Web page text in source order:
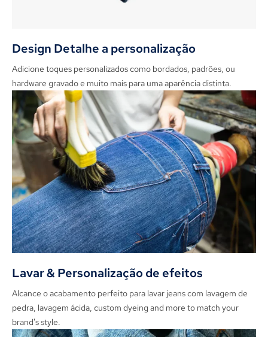
Design Detalhe a personalização
Adicione toques personalizados como bordados, padrões, ou
hardware gravado e muito mais para uma aparência distinta.
Lavar & Personalização de efeitos
Alcance o acabamento perfeito para lavar jeans com lavagem de
pedra, lavagem ácida, custom dyeing and more to match your
brand's style.